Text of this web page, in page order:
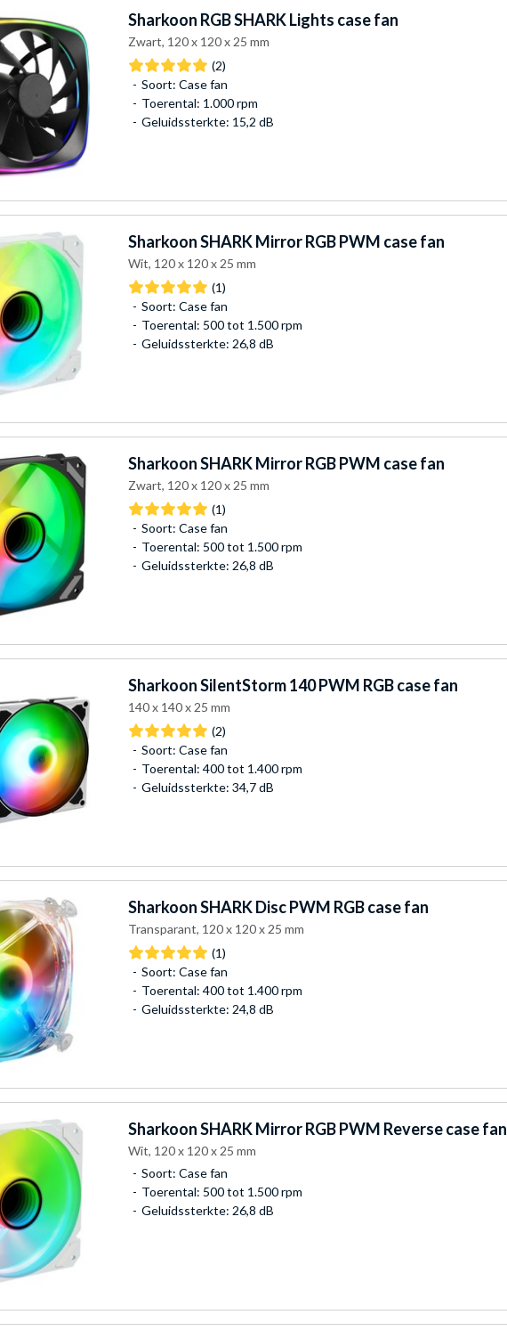
Sharkoon RGB SHARK Lights case fan
Zwart, 120 x 120 x 25 mm
(2)
Soort: Case fan
Toerental: 1.000 rpm
Geluidssterkte: 15,2 dB
SharkoonSHARK Mirror RGB PWM case fan
Wit, 120 x 120 x 25 mm
(1)
Soort: Case fan
Toerental: 500 tot 1.500 rpm
Geluidssterkte: 26,8 dB
SharkoonSHARK Mirror RGB PWM case fan
Zwart, 120 x 120 x 25 mm
(1)
Soort: Case fan
Toerental: 500 tot 1.500 rpm
Geluidssterkte: 26,8 dB
SharkoonSilentStorm 140 PWM RGB case fan
140 x 140 x 25 mm
(2)
Soort: Case fan
Toerental: 400 tot 1.400 rpm
Geluidssterkte: 34,7 dB
SharkoonSHARK Disc PWM RGB case fan
Transparant, 120 x 120 x 25 mm
(1)
Soort: Case fan
Toerental: 400 tot 1.400 rpm
Geluidssterkte: 24,8 dB
SharkoonSHARK Mirror RGB PWM Reverse case fan
Wit, 120 x 120 x 25 mm
Soort: Case fan
Toerental: 500 tot 1.500 rpm
Geluidssterkte: 26,8 dB